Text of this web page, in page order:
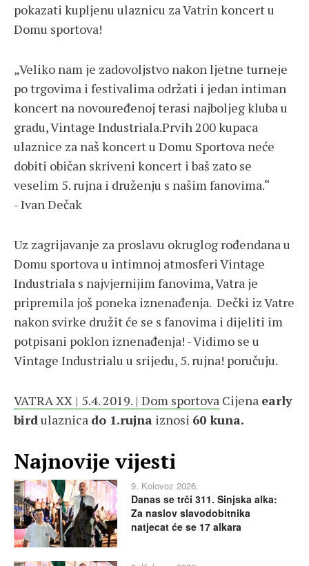
pokazati kupljenu ulaznicu za Vatrin koncert u
Domu sportova!
„Veliko nam je zadovoljstvo nakon ljetne turneje
po trgovima i festivalima održati i jedan intiman
koncert na novouređenoj terasi najboljeg kluba u
gradu, Vintage Industriala.Prvih 200 kupaca
ulaznice za naš koncert u Domu Sportova neće
dobiti običan skriveni koncert i baš zato se
veselim 5. rujna i druženju s našim fanovima.“
- Ivan Dečak
Uz zagrijavanje za proslavu okruglog rođendana u
Domu sportova u intimnoj atmosferi Vintage
Industriala s najvjernijim fanovima, Vatra je
pripremila još poneka iznenađenja. Dečki iz Vatre
nakon svirke družit će se s fanovima i dijeliti im
potpisani poklon iznenađenja! - Vidimo se u
Vintage Industrialu u srijedu, 5. rujna! poručuju.
VATRA XX | 5.4. 2019. | Dom sportova Cijena early
birdulaznica do 1.rujna iznosi 60 kuna.
Najnovije vijesti
9. Kolovoz 2026.
Danas se trči 311. Sinjska alka:
Za naslov slavodobitnika
natjecat će se 17 alkara